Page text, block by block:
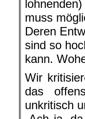
muss
Deren
sind so
kann.
Wir
das
unkritisch